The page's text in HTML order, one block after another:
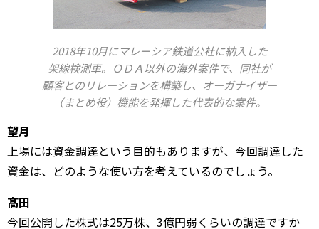
2018年10月にマレーシア鉄道公社に納入した
架線検測車。ＯＤＡ以外の海外案件で、同社が
顧客とのリレーションを構築し、オーガナイザー
（まとめ役）機能を発揮した代表的な案件。
望月
上場には資金調達という目的もありますが、今回調達した
資金は、どのような使い方を考えているのでしょう。
髙田
今回公開した株式は25万株、3億円弱くらいの調達ですか